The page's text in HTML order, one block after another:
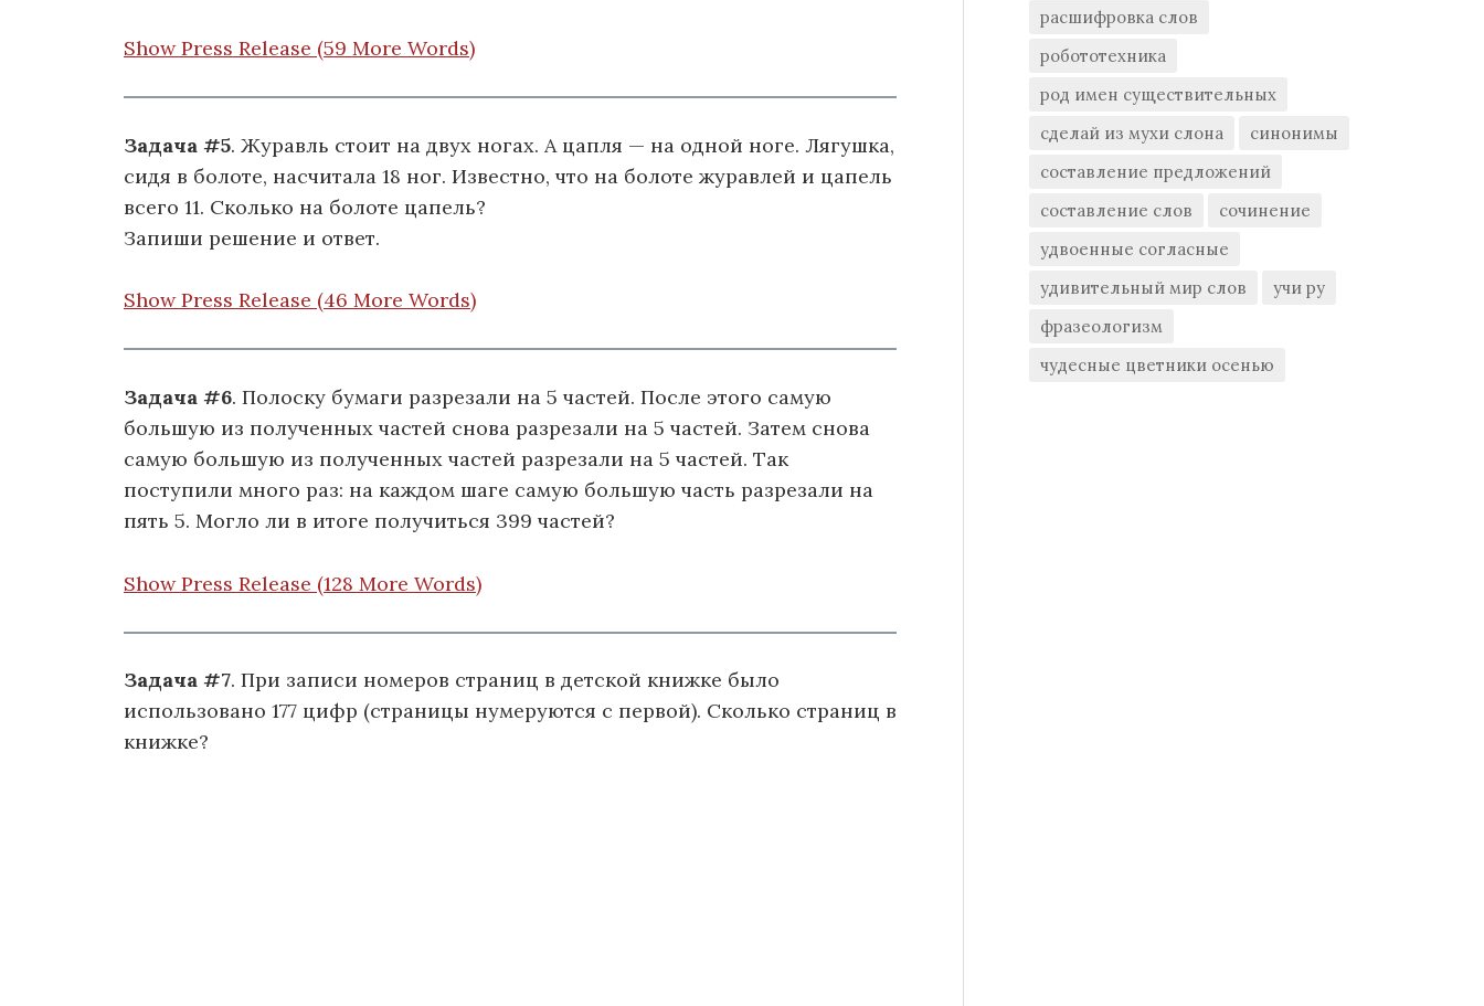
Show Press Release (59 More Words)
Задача #5. Журавль стоит на двух ногах. А цапля — на одной ноге. Лягушка,
сидя в болоте, насчитала 18 ног. Известно, что на болоте журавлей и цапель
всего 11. Сколько на болоте цапель?
Запиши решение и ответ.
Show Press Release (46 More Words)
Задача #6. Полоску бумаги разрезали на 5 частей. После этого самую
большую из полученных частей снова разрезали на 5 частей. Затем снова
самую большую из полученных частей разрезали на 5 частей. Так
поступили много раз: на каждом шаге самую большую часть разрезали на
пять 5. Могло ли в итоге получиться 399 частей?
Show Press Release (128 More Words)
Задача #7. При записи номеров страниц в детской книжке было
использовано 177 цифр (страницы нумеруются с первой). Сколько страниц в
книжке?
расшифровка слов
робототехника
род имен существительных
сделай из мухи слона
синонимы
составление предложений
составление слов
сочинение
удвоенные согласные
удивительный мир слов
учи ру
фразеологизм
чудесные цветники осенью